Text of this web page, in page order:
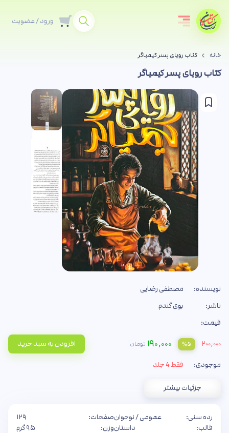
ورود / عضویت
خانه کتاب رویای پسر کیمیاگر
کتاب رویای پسر کیمیاگر
نویسنده:
مصطفی رضایی
ناشر:
بوی گندم
قیمت:
۲۰۰,۰۰۰ %۵ ۱۹۰,۰۰۰ تومان افزودن به سبد خرید
موجودی: فقط 4 جلد
جزئیات بیشتر
رده سنی:
عمومی / نوجوان
قالب:
داستان
صفحات:
۱۲۹
وزن:
۹۵ گرم